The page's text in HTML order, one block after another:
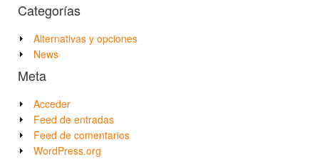
Categorías
Alternativas y opciones
News
Meta
Acceder
Feed de entradas
Feed de comentarios
WordPress.org